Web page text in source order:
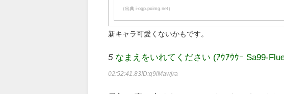
（出典 i-ogp.pximg.net）
新キャラ可愛くないかもです。
5 なまえをいれてください (ｱｳｱｳｳｰ Sa99-
02:52:41.83ID:q9lMawjra